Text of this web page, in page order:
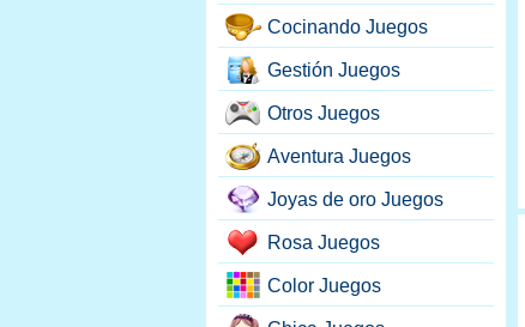
Cocinando Juegos
Gestión Juegos
Otros Juegos
Aventura Juegos
Joyas de oro Juegos
Rosa Juegos
Color Juegos